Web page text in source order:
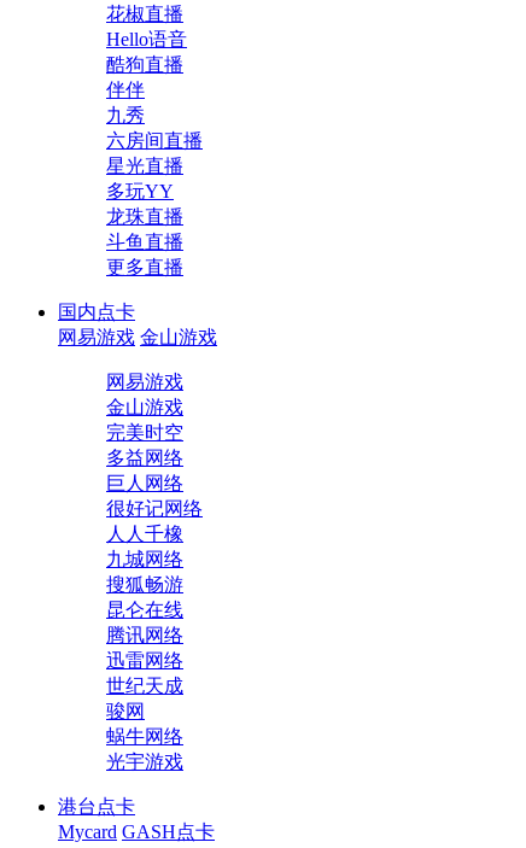
花椒直播
Hello语音
酷狗直播
伴伴
九秀
六房间直播
星光直播
多玩YY
龙珠直播
斗鱼直播
更多直播
国内点卡
网易游戏 金山游戏
网易游戏
金山游戏
完美时空
多益网络
巨人网络
很好记网络
人人千橡
九城网络
搜狐畅游
昆仑在线
腾讯网络
迅雷网络
世纪天成
骏网
蜗牛网络
光宇游戏
港台点卡
Mycard GASH点卡